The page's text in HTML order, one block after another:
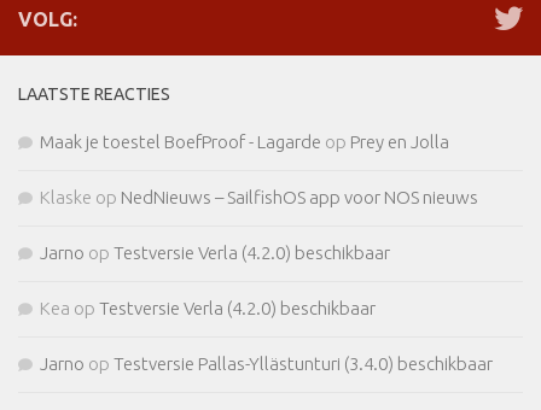
VOLG:
LAATSTE REACTIES
Maak je toestel BoefProof - Lagarde op Prey en Jolla
Klaske op NedNieuws – SailfishOS app voor NOS nieuws
Jarno op Testversie Verla (4.2.0) beschikbaar
Kea op Testversie Verla (4.2.0) beschikbaar
Jarno op Testversie Pallas-Yllästunturi (3.4.0) beschikbaar